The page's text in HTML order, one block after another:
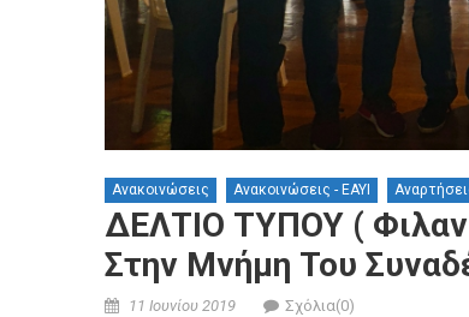
Ανακοινώσεις Ανακοινώσεις - ΕΑΥΙ
ΔΕΛΤΙΟ ΤΥΠΟΥ (
Στην Μνήμη Του
Posted on
11 Ιουνίου 2019 AuthorΣχόλια(0)